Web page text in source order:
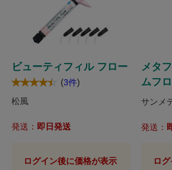
ビューティフィル フロー
(3件)
松風
発送： 即日発送
ログイン後に価格が表示
メタ
ムフ
サンメ
発送：
ロ